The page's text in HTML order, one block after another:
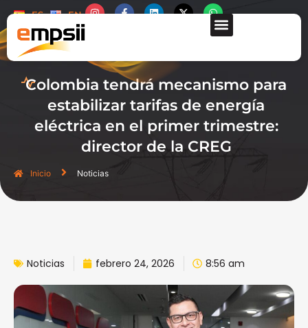
ES EN
Colombia tendrá mecanismo para
estabilizar tarifas de energía
eléctrica en el primer trimestre:
director de la CREG
Inicio Noticias
Noticias febrero 24, 2026 8:56 am